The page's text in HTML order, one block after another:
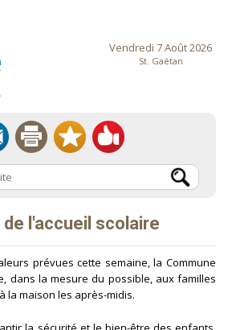
Vendredi 7 Août 2026
St. Gaétan
l'accueil scolaire
prévues cette semaine, la Commune
dans la mesure du possible, aux familles
la maison les après-midis.